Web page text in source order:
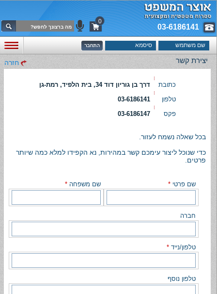
03-6186141
0
יצירת קשר חזרה
כתובת
דרך בן גוריון דוד 34, בית הלפיד, רמת-גן
טלפון
03-6186141
פקס
03-6186147
בכל שאלה נשמח לעזור.
כדי שנוכל ליצור עימכם קשר במהירות, נא הקפידו למלא כמה שיותר
פרטים.
שם פרטי * שם משפחה *
חברה
טלפון/נייד *
טלפון נוסף